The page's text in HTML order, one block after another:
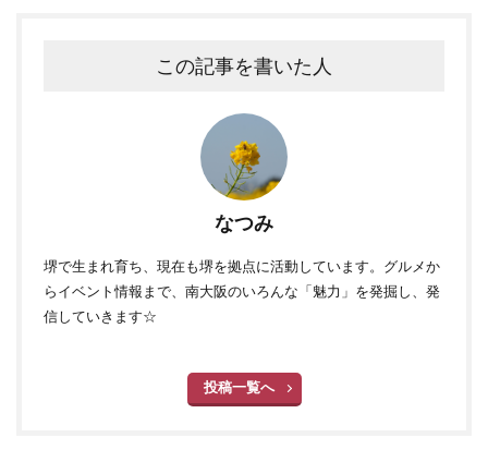
この記事を書いた人
なつみ
堺で生まれ育ち、現在も堺を拠点に活動しています。グルメか
らイベント情報まで、南大阪のいろんな「魅力」を発掘し、発
信していきます☆
投稿一覧へ